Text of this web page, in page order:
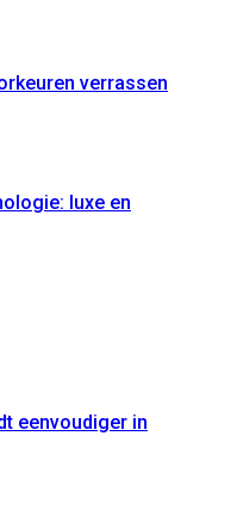
verrassen
luxe en
eenvoudiger in